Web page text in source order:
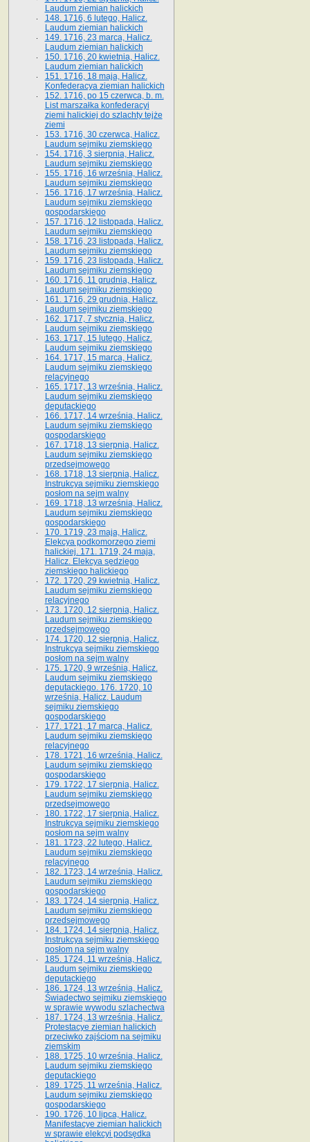
Laudum ziemian halickich
148. 1716, 6 lutego, Halicz.
Laudum ziemian halickich
149. 1716, 23 marca, Halicz.
Laudum ziemian halickich
150. 1716, 20 kwietnia, Halicz.
Laudum ziemian halickich
151. 1716, 18 maja, Halicz.
Konfederacya ziemian halickich
152. 1716, po 15 czerwca, b. m.
List marszałka konfederacyi
ziemi halickiej do szlachty tejże
ziemi
153. 1716, 30 czerwca, Halicz.
Laudum sejmiku ziemskiego
154. 1716, 3 sierpnia, Halicz.
Laudum sejmiku ziemskiego
155. 1716, 16 września, Halicz.
Laudum sejmiku ziemskiego
156. 1716, 17 września, Halicz.
Laudum sejmiku ziemskiego
gospodarskiego
157. 1716, 12 listopada, Halicz.
Laudum sejmiku ziemskiego
158. 1716, 23 listopada, Halicz.
Laudum sejmiku ziemskiego
159. 1716, 23 listopada, Halicz.
Laudum sejmiku ziemskiego
160. 1716, 11 grudnia, Halicz.
Laudum sejmiku ziemskiego
161. 1716, 29 grudnia, Halicz.
Laudum sejmiku ziemskiego
162. 1717, 7 stycznia, Halicz.
Laudum sejmiku ziemskiego
163. 1717, 15 lutego, Halicz.
Laudum sejmiku ziemskiego
164. 1717, 15 marca, Halicz.
Laudum sejmiku ziemskiego
relacyjnego
165. 1717, 13 września, Halicz.
Laudum sejmiku ziemskiego
deputackiego
166. 1717, 14 września, Halicz.
Laudum sejmiku ziemskiego
gospodarskiego
167. 1718, 13 sierpnia, Halicz.
Laudum sejmiku ziemskiego
przedsejmowego
168. 1718, 13 sierpnia, Halicz.
Instrukcya sejmiku ziemskiego
posłom na sejm walny
169. 1718, 13 września, Halicz.
Laudum sejmiku ziemskiego
gospodarskiego
170. 1719, 23 maja, Halicz.
Elekcya podkomorzego ziemi
halickiej. 171. 1719, 24 maja,
Halicz. Elekcya sędziego
ziemskiego halickiego
172. 1720, 29 kwietnia, Halicz.
Laudum sejmiku ziemskiego
relacyjnego
173. 1720, 12 sierpnia, Halicz.
Laudum sejmiku ziemskiego
przedsejmowego
174. 1720, 12 sierpnia, Halicz.
Instrukcya sejmiku ziemskiego
posłom na sejm walny
175. 1720, 9 września, Halicz.
Laudum sejmiku ziemskiego
deputackiego. 176. 1720, 10
września, Halicz. Laudum
sejmiku ziemskiego
gospodarskiego
177. 1721, 17 marca, Halicz.
Laudum sejmiku ziemskiego
relacyjnego
178. 1721, 16 września, Halicz.
Laudum sejmiku ziemskiego
gospodarskiego
179. 1722, 17 sierpnia, Halicz.
Laudum sejmiku ziemskiego
przedsejmowego
180. 1722, 17 sierpnia, Halicz.
Instrukcya sejmiku ziemskiego
posłom na sejm walny
181. 1723, 22 lutego, Halicz.
Laudum sejmiku ziemskiego
relacyjnego
182. 1723, 14 września, Halicz.
Laudum sejmiku ziemskiego
gospodarskiego
183. 1724, 14 sierpnia, Halicz.
Laudum sejmiku ziemskiego
przedsejmowego
184. 1724, 14 sierpnia, Halicz.
Instrukcya sejmiku ziemskiego
posłom na sejm walny
185. 1724, 11 września, Halicz.
Laudum sejmiku ziemskiego
deputackiego
186. 1724, 13 września, Halicz.
Świadectwo sejmiku ziemskiego
w sprawie wywodu szlachectwa
187. 1724, 13 września, Halicz.
Protestacye ziemian halickich
przeciwko zajściom na sejmiku
ziemskim
188. 1725, 10 września, Halicz.
Laudum sejmiku ziemskiego
deputackiego
189. 1725, 11 września, Halicz.
Laudum sejmiku ziemskiego
gospodarskiego
190. 1726, 10 lipca, Halicz.
Manifestacye ziemian halickich
w sprawie elekcyi podsędka